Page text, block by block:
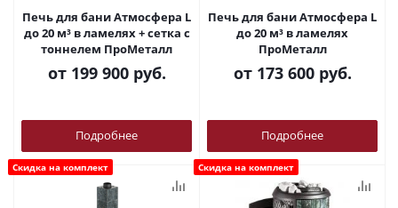
Печь для бани Атмосфера L
до 20 м³ в ламелях + сетка с
тоннелем ПроМеталл
от 199 900 руб.
Подробнее
Печь для бани Атмосфера L
до 20 м³ в ламелях
ПроМеталл
от 173 600 руб.
Подробнее
Скидка на комплект Скидка на комплект